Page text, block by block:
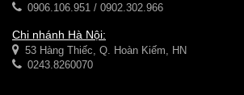
0906.106.951 / 0902.302.966
Chi nhánh Hà Nội:
53 Hàng Thiếc, Q. Hoàn Kiếm, HN
0243.8260070